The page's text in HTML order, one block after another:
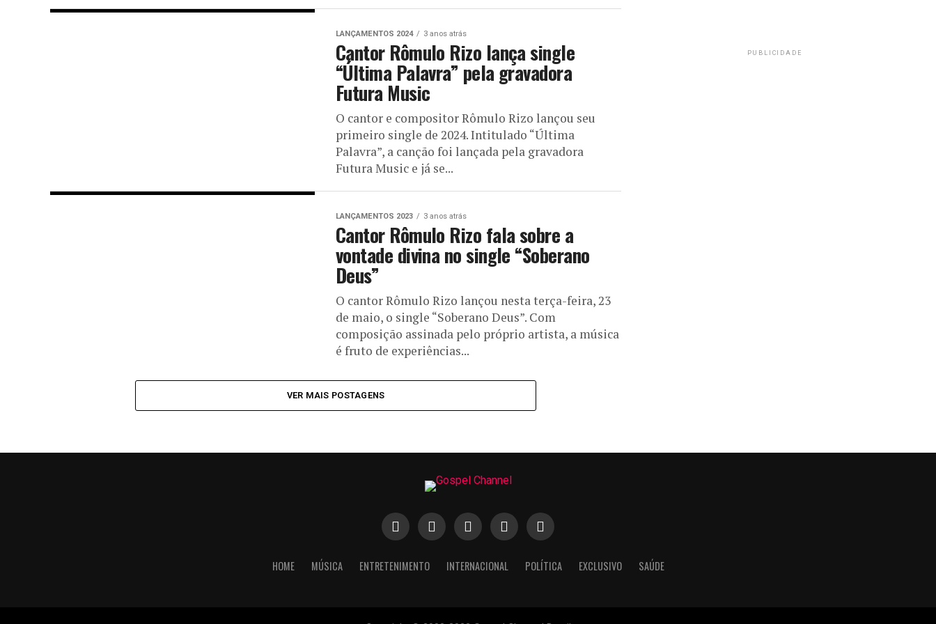
LANÇAMENTOS 2024 3 anos atrás
Cantor Rômulo Rizo lança single
“Última Palavra” pela gravadora
Futura Music
O cantor e compositor Rômulo Rizo lançou seu
primeiro single de 2024. Intitulado “Última
Palavra”, a canção foi lançada pela gravadora
Futura Music e já se...
LANÇAMENTOS 2023 3 anos atrás
Cantor Rômulo Rizo fala sobre a
vontade divina no single “Soberano
Deus”
O cantor Rômulo Rizo lançou nesta terça-feira, 23
de maio, o single “Soberano Deus”. Com
composição assinada pelo próprio artista, a música
é fruto de experiências...
VER MAIS POSTAGENS
PUBLICIDADE
HOME MÚSICA ENTRETENIMENTO INTERNACIONAL POLÍTICA EXCLUSIVO SAÚDE